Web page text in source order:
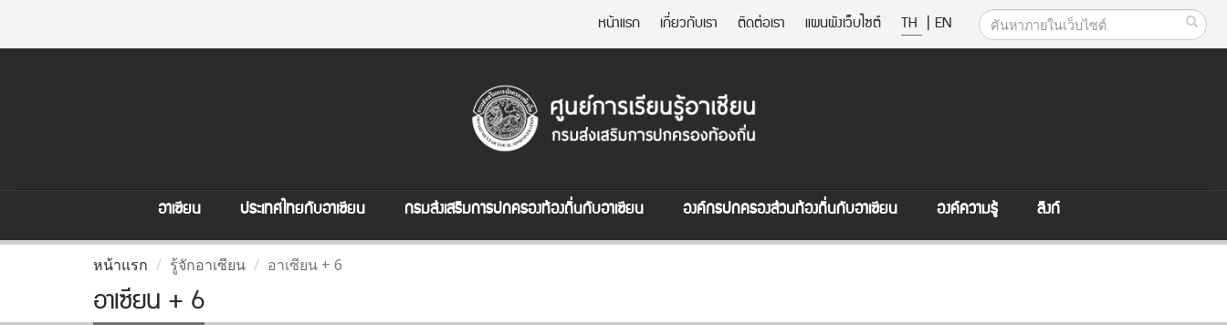
หน้าแรก เกี่ยวกับเรา ติดต่อเรา แผนผังเว็บไซต์ TH | EN
อาเซียน ประเทศไทยกับอาเซียน กรมส่งเสริมการปกครองท้องถิ่นกับอาเซียน องค์กรปกครองส่วนท้องถิ่นกับอาเซียน องค์ความรู้ ลิงก์
หน้าแรก รู้จักอาเซียน อาเซียน + 6
อาเซียน + 6